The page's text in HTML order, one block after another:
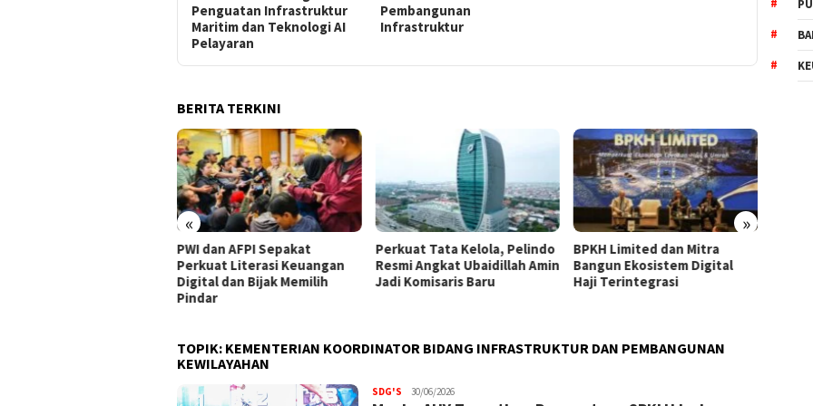
Penguatan Infrastruktur
Maritim dan Teknologi AI
Pelayaran
Pembangunan
Infrastruktur
BERITA TERKINI
« »
​Perkuat Tata Kelola, Pelindo
Resmi Angkat Ubaidillah Amin
Jadi Komisaris Baru
BPKH Limited dan Mitra
Bangun Ekosistem Digital
Haji Terintegrasi
WTP Kedelapan Adalah
Wujud Komitmen BPKH Jaga
Kepercayaan Publik
TOPIK: KEMENTERIAN KOORDINATOR BIDANG INFRASTRUKTUR DAN PEMBANGUNAN
KEWILAYAHAN
SDG'S Trijaya
30/06/2026